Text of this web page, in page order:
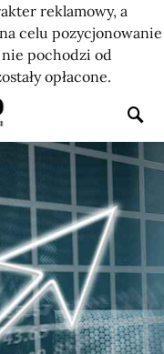
reklamowy, a
celu pozycjonowanie
pochodzi od
opłacone.